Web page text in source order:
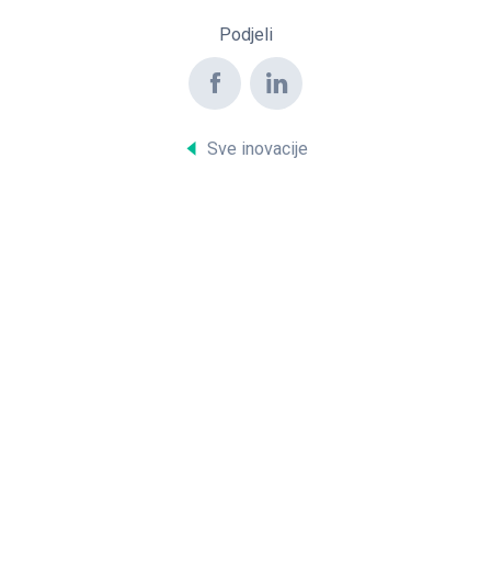
Podjeli
Sve inovacije